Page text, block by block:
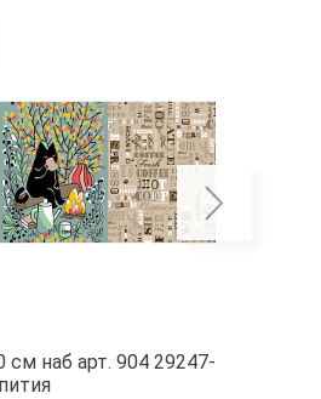
см наб арт. 904 29247-